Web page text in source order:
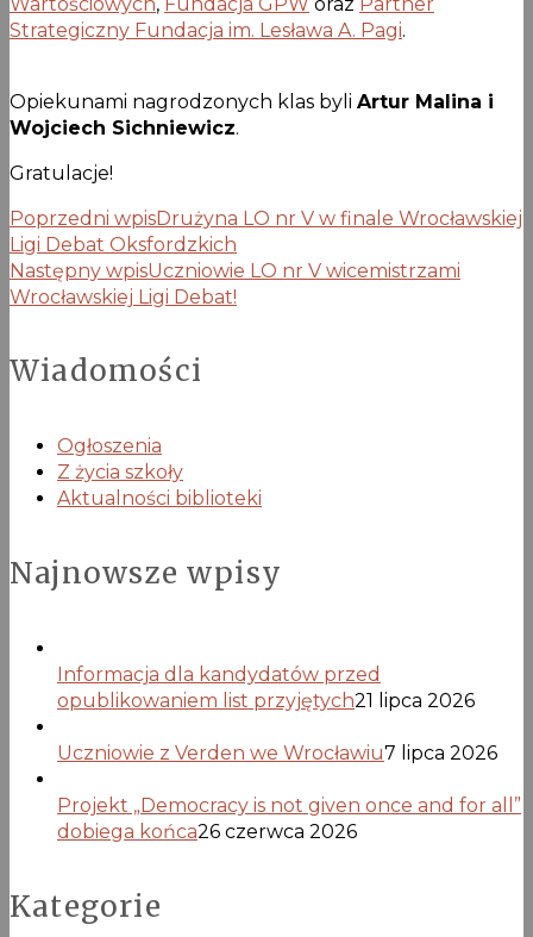
Strategiczny Fundacja im. Lesława A. Pagi.
Opiekunami nagrodzonych klas byli Artur Malina i
Wojciech Sichniewicz.
Gratulacje!
Poprzedni wpisDrużyna LO nr V w finale Wrocławskiej
Ligi Debat Oksfordzkich
Następny wpisUczniowie LO nr V wicemistrzami
Wrocławskiej Ligi Debat!
Wiadomości
Ogłoszenia
Z życia szkoły
Aktualności biblioteki
Najnowsze wpisy
Informacja dla kandydatów przed
opublikowaniem list przyjętych21 lipca 2026
Uczniowie z Verden we Wrocławiu7 lipca 2026
Projekt „Democracy is not given once and for all”
dobiega końca26 czerwca 2026
Kategorie